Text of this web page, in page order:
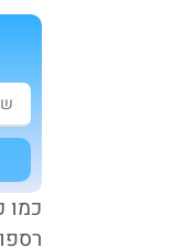
כמו